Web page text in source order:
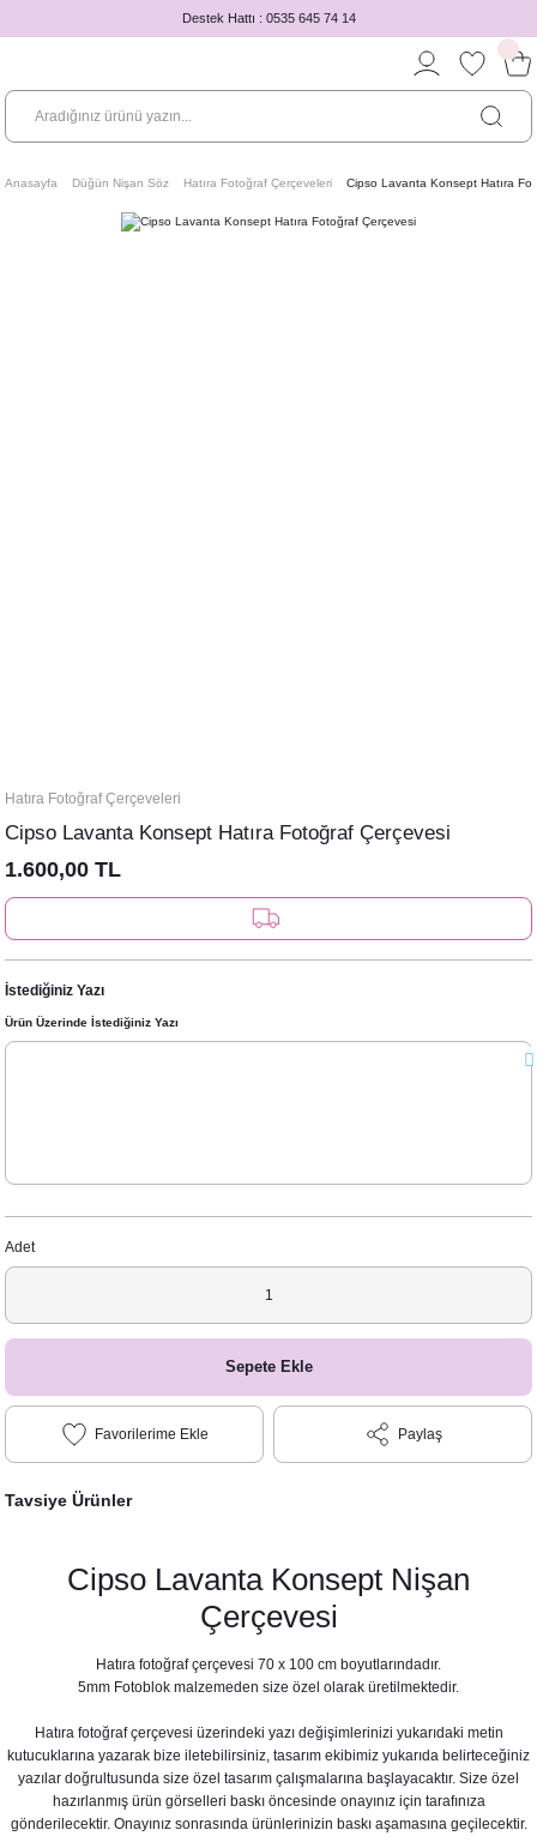
Destek Hattı : 0535 645 74 14
Anasayfa Düğün Nişan Söz Hatıra Fotoğraf Çerçeveleri Cipso Lavanta Konsept Hatıra
Hatıra Fotoğraf Çerçeveleri
Cipso Lavanta Konsept Hatıra Fotoğraf Çerçevesi
1.600,00 TL
İstediğiniz Yazı
Ürün Üzerinde İstediğiniz Yazı
Adet
Sepete Ekle
Paylaş
Tavsiye Ürünler
Cipso Lavanta Konsept Nişan
Çerçevesi
Hatıra fotoğraf çerçevesi 70 x 100 cm boyutlarındadır.
5mm Fotoblok malzemeden size özel olarak üretilmektedir.
Hatıra fotoğraf çerçevesi üzerindeki yazı değişimlerinizi yukarıdaki metin
kutucuklarına yazarak bize iletebilirsiniz, tasarım ekibimiz yukarıda belirteceğiniz
yazılar doğrultusunda size özel tasarım çalışmalarına başlayacaktır. Size özel
hazırlanmış ürün görselleri baskı öncesinde onayınız için tarafınıza
gönderilecektir. Onayınız sonrasında ürünlerinizin baskı aşamasına geçilecektir.